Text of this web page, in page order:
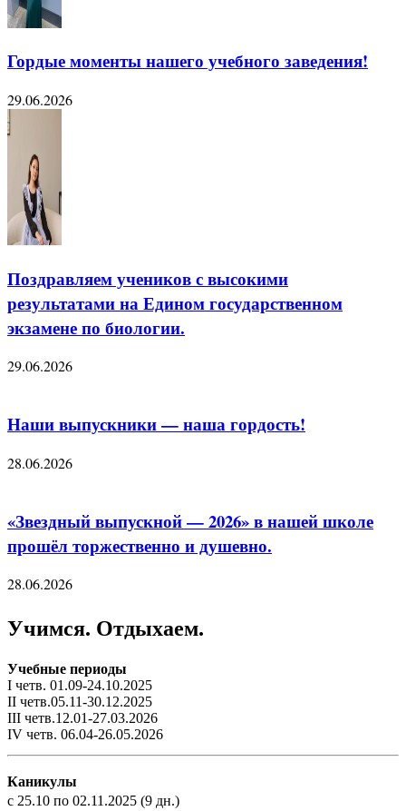
Гордые моменты нашего учебного заведения!
29.06.2026
Поздравляем учеников с высокими
результатами на Едином государственном
экзамене по биологии.
29.06.2026
Наши выпускники — наша гордость!
28.06.2026
«Звездный выпускной — 2026» в нашей школе
прошёл торжественно и душевно.
28.06.2026
Учимся. Отдыхаем.
Учебные периоды
I четв. 01.09-24.10.2025
II четв.05.11-30.12.2025
III четв.12.01-27.03.2026
IV четв. 06.04-26.05.2026
Каникулы
с 25.10 по 02.11.2025 (9 дн.)